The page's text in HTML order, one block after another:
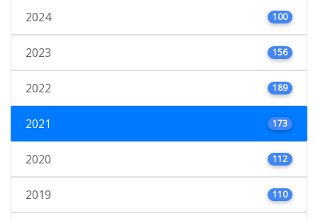
2024 100
2023 156
2022 189
2021 173
2020 112
2019 110